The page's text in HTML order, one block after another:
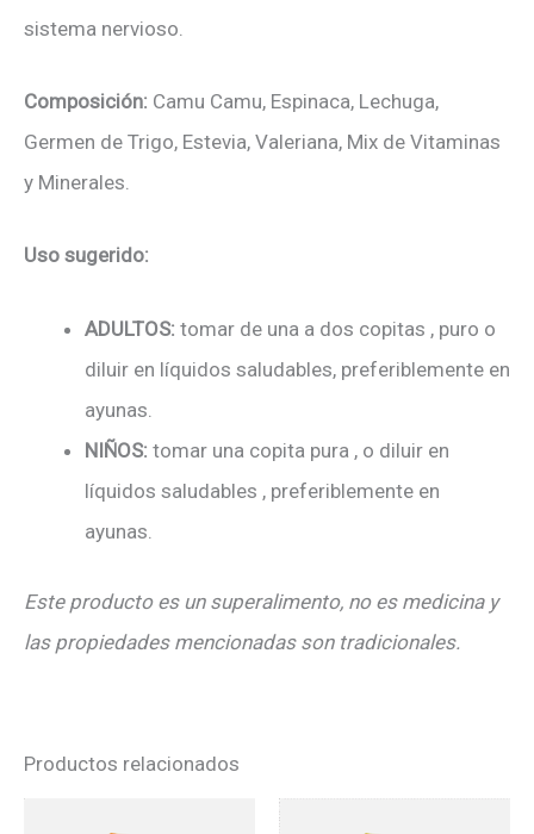
sistema nervioso.
Composición: Camu Camu, Espinaca, Lechuga,
Germen de Trigo, Estevia, Valeriana, Mix de Vitaminas
y Minerales.
Uso sugerido:
ADULTOS: tomar de una a dos copitas , puro o
diluir en líquidos saludables, preferiblemente en
ayunas.
NIÑOS: tomar una copita pura , o diluir en
líquidos saludables , preferiblemente en
ayunas.
Este producto es un superalimento, no es medicina y
las propiedades mencionadas son tradicionales.
Productos relacionados